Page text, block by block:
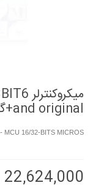
and original+گارانتی
MCU 16/32-BITS MICROS
22,624,000 ریال